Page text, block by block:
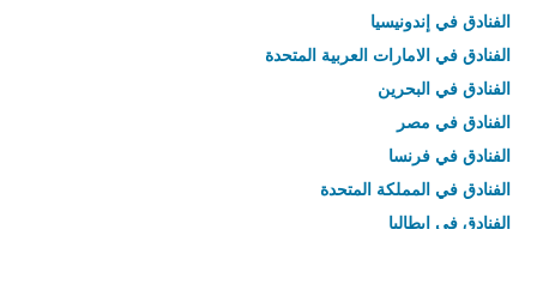
الفنادق في إندونيسيا
الفنادق في الامارات العربية المتحدة
الفنادق في البحرين
الفنادق في مصر
الفنادق في فرنسا
الفنادق في المملكة المتحدة
الفنادق في إيطاليا